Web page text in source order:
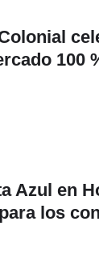
100
Azul en
los